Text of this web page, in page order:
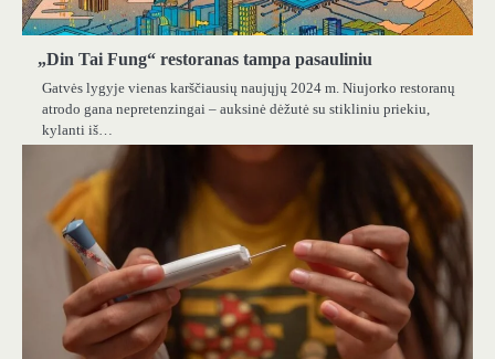
„Din Tai Fung“ restoranas tampa pasauliniu
Gatvės lygyje vienas karščiausių naujųjų 2024 m. Niujorko restoranų
atrodo gana nepretenzingai – auksinė dėžutė su stikliniu priekiu,
kylanti iš…